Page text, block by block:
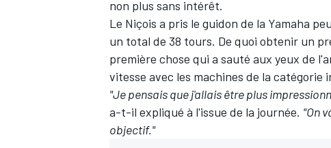
non plus sans intérêt.
Le Niçois a pris le guidon de la Yamaha
un total de 38 tours. De quoi obtenir un
première chose qui a sauté aux yeux de
vitesse avec les machines de la
"Je pensais que j'allais être plus
a-t-il expliqué à l'issue de la journée. "On
objectif."